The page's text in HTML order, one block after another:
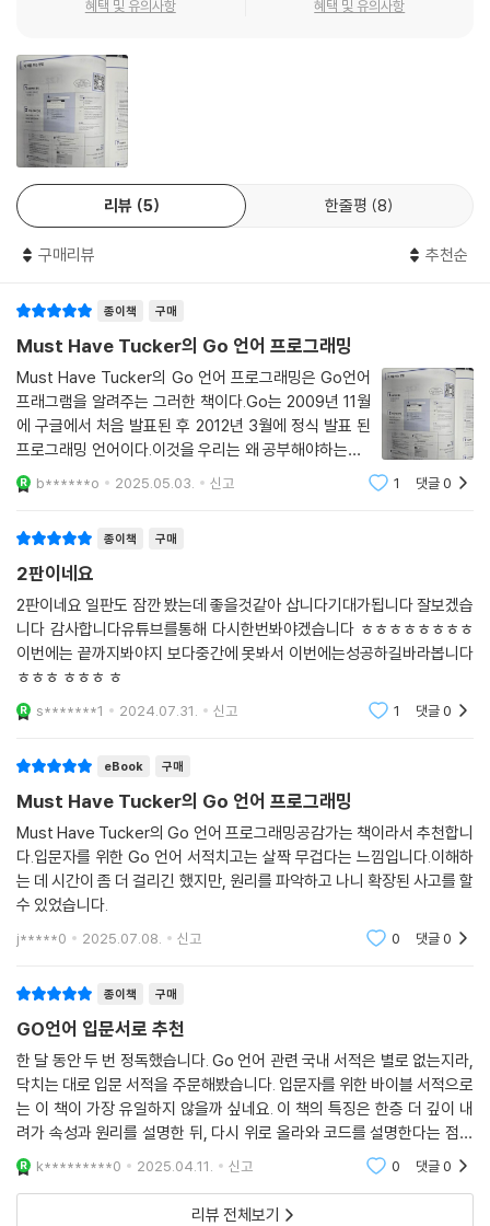
__12.1 포인터란?
__12.2 포인터는 왜 쓰나?
__12.3 인스턴스
__12.4 스택 메모리와 힙 메모리
핵심 요약 / 연습문제
13 문자열
__13.1 문자열
__13.3 문자열 합치기
__13.5 문자열은 불변이다
핵심 요약 / 연습문제
14 패키지
__14.1 패키지
__14.2 패키지 사용하기
__14.4 패키지명과 패키지 외부 공개
__14.5 패키지 초기화
핵심 요약 / 연습문제
15 [Project] 숫자 맞추기 게임 만들기 ★☆☆☆
__15.1 해법
__15.3 랜덤한 숫자 생성하기
__15.5 숫자 맞추기 완성하기
핵심 요약 / 연습문제
[2단계 고급 기법으로 Go 레벨업하기]
16 슬라이스
__16.1 슬라이스
__16.3 슬라이싱
__16.5 슬라이스 정렬
핵심 요약 / 연습문제
17 메서드
__17.1 메서드 선언
__17.2 메서드는 왜 필요한가?
__17.3 포인터 메서드 vs 값 타입 메서드
_5가지 난이도 프로젝트 구현
___★☆☆☆ 숫자 맞추기 게임 만들기
___★★☆☆ 단어 검색 프로그램 만들기
___ ★★☆☆ HTTP 웹 서버 만들기
___★★★☆ RESTful API 서버 만들기
___★★★★ Todo 리스트 웹 서비스 만들기
_80개 연습문제
각 장마다 연습문제를 제공해 놓치기 쉬운 핵심을 되짚어보고 직접 프로그
니다. 모든 연습문제를 풀어, 이 책을 100% 활용하세요.
_200여 개 예제 제공
200개가 넘는 예제를 활용해 설명합니다. 책에 등장하는 예제를 하나씩
따라 할 때마다 프로그래밍 실력이 차곡차곡 쌓이도록 충실히, 때로는 그
림을 활용해서 설명했습니다.
★ 대상 독자께 드리는 편지
눈만으로는 무엇도 얻을 수 없습니다. 시간이 걸리더라도 반드시 직접 타
이핑해가면서 책을 읽어주세요. 저자의 유튜브 Go 언어 강의도 활용하시
면 도움이 될 겁니다. 너무 어렵다면 〈깊이 보기〉는 스킵해도 좋습니다.
_다른 언어를 사용하는 현업 프로그래머께
모던 언어로서 Go 언어는 다양한 프로그래밍 기법과 개념을 지녔습니다.
알 수는 없습니다. 같지만 다른 듯 사용하는 개념과 기법도 적지 않습니다.
기존에 익혔던 언어와 비교해가면서 읽어보세요. 예제 코드를 먼저 분석해
이해가 안 될 때만 상세 설명을 참조하면 빠르게 책을 읽을 수 있을 겁니다.
_현업에서 Go 언어를 사용하는 프로그래머께
입문자 눈높이에 맞혀 쉬운 언어로 차근차근 설명해, 너무 쉽고 속도감이
지는 않았습니다. 이 책은 RESTful API, Gin, gnet, gRPC을 활용하는
게 다루고 있습니다. 이미 아는 내용은 건너뛰면서 끝까지 읽어주세요
★ 저자와 4문 4답
[Q] 해외에서 Go 언어 인기가 어느 정도인지요?
A. 해외뿐 아니라 국내에서도 Go 언어 인기는 날로 증가하고 있습니다. G
- 최용호 (AWS 시니어 솔루션즈 아키텍트)
어떤 분이 보셔도 좋을 정도로 쉽고 재미있습니다. 채널, 컨텍스트, 고루틴
을 쉽게 설명하고, 토이 프로젝트가 제공되어 익히는 데 더욱 유익했습니
다.
- 변성윤 (카일스쿨 대표, 《빅쿼리 완벽 가이드》 역자)
을 확인할 수 있는 책입니다. 가장 인상 깊었던 Go 언어 장점 3가지만 언
급할게요. 1 강타입 언어이지만 := 키워드를 사용해 타입을 생략 가능, 2
덕 타이핑으로 느슨한 인터페이스 구현 가능, 3 고루틴, 채널, 컨텍스트 조
합으로 효율적이고 직관적인 병렬 프로그래밍 가능.
- 황나라 (Dunamu 소프트웨어 엔지니어)
Go 언어 입문자에게 좋은 가이드가 되어주는 책입니다. Go 언어 개념을
이해할 수 있을 겁니다.
- 홍승환 (스캐터랩 머신러닝 엔지니어)
혜택 및 유의사항 혜택 및 유의사항
리뷰 5 한줄평 8
구매리뷰 추천순
종이책 구매
Must Have Tucker의 Go 언어 프로그래밍
Must Have Tucker의 Go 언어 프로그래밍은 Go언어
프래그램을 알려주는 그러한 책이다.Go는 2009년 11월
에 구글에서 처음 발표된 후 2012년 3월에 정식 발표 된
프로그래밍 언어이다.이것을 우리는 왜 공부해야하는가?
그것은 모르겠다. 어차피 인생은 소풍이 아니겠는가?Go
언어와 함께 즐거운 인생을 살아보자
b******o 2025.05.03. 신고 1 댓글0
종이책 구매
2판이네요
2판이네요 일판도 잠깐 봤는데 좋을것같아 삽니다기대가됩니다 잘보겠습
니다 감사합니다유튜브를통해 다시한번봐야겠습니다 ㅎㅎㅎㅎㅎㅎㅎㅎ
이번에는 끝까지봐야지 보다중간에 못봐서 이번에는성공하길바라봅니다
ㅎㅎㅎ ㅎㅎㅎ ㅎ
s*******1 2024.07.31. 신고 1 댓글0
eBook 구매
Must Have Tucker의 Go 언어 프로그래밍
Must Have Tucker의 Go 언어 프로그래밍공감가는 책이라서 추천합니
다.입문자를 위한 Go 언어 서적치고는 살짝 무겁다는 느낌입니다.이해하
는 데 시간이 좀 더 걸리긴 했지만, 원리를 파악하고 나니 확장된 사고를 할
수 있었습니다.
j*****0 2025.07.08. 신고 0 댓글0
종이책 구매
GO언어 입문서로 추천
한 달 동안 두 번 정독했습니다. Go 언어 관련 국내 서적은 별로 없는지라,
닥치는 대로 입문 서적을 주문해봤습니다. 입문자를 위한 바이블 서적으로
는 이 책이 가장 유일하지 않을까 싶네요. 이 책의 특징은 한층 더 깊이 내
려가 속성과 원리를 설명한 뒤, 다시 위로 올라와 코드를 설명한다는 점입
니다. 아이러니하게도 이 책을 통해 파이썬 동작 원리까지 쉽게 추론하고
이해할 수 있
k*********0 2025.04.11. 신고 0 댓글0
리뷰 전체보기